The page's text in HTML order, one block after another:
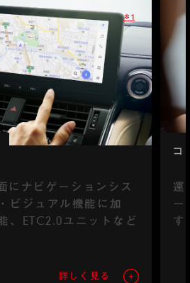
＊1
にナビゲーションシス
ビジュアル機能に加
、ETC2.0ユニットなど
詳しく見る
コ
運
ー
す